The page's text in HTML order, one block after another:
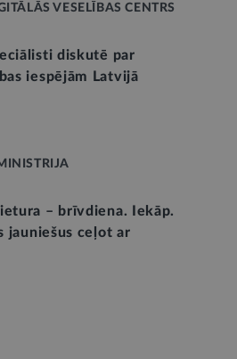
VESELĪBAS CENTRS
diskutē par
iespējām Latvijā
– brīvdiena. Iekāp.
jauniešus ceļot ar